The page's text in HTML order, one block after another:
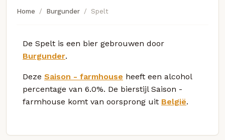
Home Burgunder Spelt
De Spelt is een bier gebrouwen door
Burgunder.
Deze Saison - farmhouse heeft een alcohol
percentage van 6.0%. De bierstijl Saison -
farmhouse komt van oorsprong uit België.